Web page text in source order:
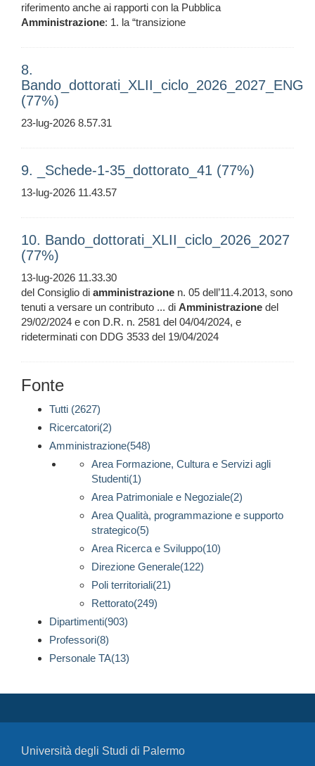
riferimento anche ai rapporti con la Pubblica
Amministrazione: 1. la “transizione
8.
Bando_dottorati_XLII_ciclo_2026_2027_ENG
(77%)
23-lug-2026 8.57.31
9. _Schede-1-35_dottorato_41 (77%)
13-lug-2026 11.43.57
10. Bando_dottorati_XLII_ciclo_2026_2027
(77%)
13-lug-2026 11.33.30
del Consiglio di amministrazione n. 05 dell’11.4.2013, sono
tenuti a versare un contributo ... di Amministrazione del
29/02/2024 e con D.R. n. 2581 del 04/04/2024, e
rideterminati con DDG 3533 del 19/04/2024
Fonte
Tutti (2627)
Ricercatori(2)
Amministrazione(548)
Area Formazione, Cultura e Servizi agli
Studenti(1)
Area Patrimoniale e Negoziale(2)
Area Qualità, programmazione e supporto
strategico(5)
Area Ricerca e Sviluppo(10)
Direzione Generale(122)
Poli territoriali(21)
Rettorato(249)
Dipartimenti(903)
Professori(8)
Personale TA(13)
Università degli Studi di Palermo